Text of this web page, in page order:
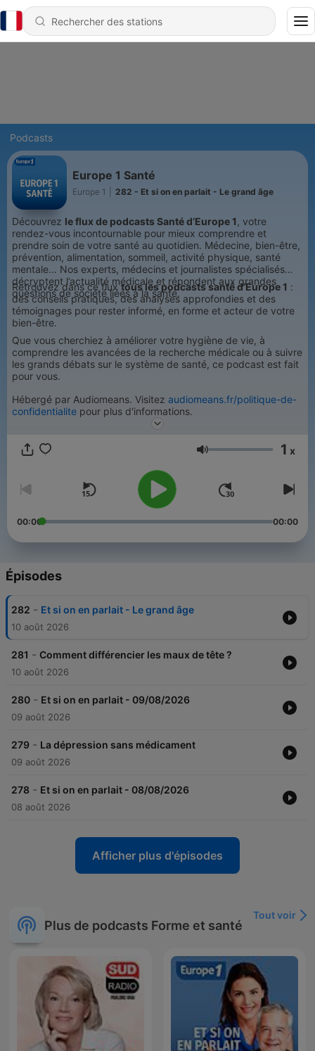
Podcasts
Europe 1 Santé
Europe 1 282 - Et si on en parlait - Le grand âge
Découvrez le flux de podcasts Santé d’Europe 1 , votre
rendez-vous incontournable pour mieux comprendre et
prendre soin de votre santé au quotidien. Médecine, bien-être,
prévention, alimentation, sommeil, activité physique, santé
mentale… Nos experts, médecins et journalistes spécialisés
décryptent l’actualité médicale et répondent aux grandes
questions de société liées à la santé.
Retrouvez dans ce fluxtous les podcasts santé d’Europe 1 :
des conseils pratiques, des analyses approfondies et des
témoignages pour rester informé, en forme et acteur de votre
bien-être.
Que vous cherchiez à améliorer votre hygiène de vie, à
comprendre les avancées de la recherche médicale ou à suivre
les grands débats sur le système de santé, ce podcast est fait
pour vous.
Hébergé par Audiomeans. Visitez audiomeans.fr/politique-de-
confidentialite pour plus d'informations.
Volume 1 x
00:00 00:00
Épisodes
282 - Et si on en parlait - Le grand âge
10 août 2026
281 - Comment différencier les maux de tête ?
10 août 2026
280 - Et si on en parlait - 09/08/2026
09 août 2026
279 - La dépression sans médicament
09 août 2026
278 - Et si on en parlait - 08/08/2026
08 août 2026
Afficher plus d'épisodes
Plus de podcasts Forme et santé
Tout voir